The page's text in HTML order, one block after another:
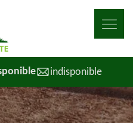
indisponible